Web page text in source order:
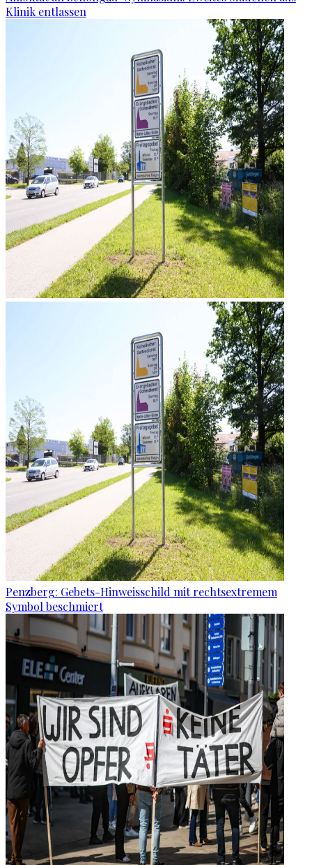
Klinik entlassen
Penzberg: Gebets-Hinweisschild mit rechtsextremem
Symbol beschmiert